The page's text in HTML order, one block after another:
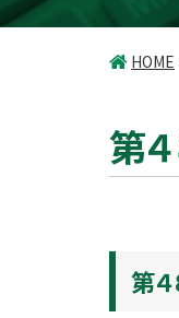
HOME
第
第